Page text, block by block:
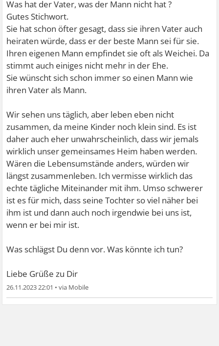
Was hat der Vater, was der Mann nicht hat ?
Gutes Stichwort.
Sie hat schon öfter gesagt, dass sie ihren Vater auch
heiraten würde, dass er der beste Mann sei für sie.
Ihren eigenen Mann empfindet sie oft als Weichei. Da
stimmt auch einiges nicht mehr in der Ehe.
Sie wünscht sich schon immer so einen Mann wie
ihren Vater als Mann.
Wir sehen uns täglich, aber leben eben nicht
zusammen, da meine Kinder noch klein sind. Es ist
daher auch eher unwahrscheinlich, dass wir jemals
wirklich unser gemeinsames Heim haben werden.
Wären die Lebensumstände anders, würden wir
längst zusammenleben. Ich vermisse wirklich das
echte tägliche Miteinander mit ihm. Umso schwerer
ist es für mich, dass seine Tochter so viel näher bei
ihm ist und dann auch noch irgendwie bei uns ist,
wenn er bei mir ist.
Was schlägst Du denn vor. Was könnte ich tun?
Liebe Grüße zu Dir
26.11.2023 22:01 •